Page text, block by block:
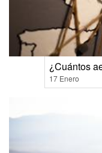
¿Cuántos
17 Enero